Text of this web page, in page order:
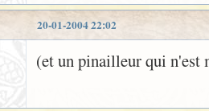
20-01-2004 22:02
(et un pinailleur qui n'est